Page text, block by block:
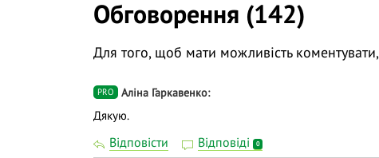
Обговорення (142)
Для того, щоб мати можливість коментувати,
PRO Аліна Гаркавенко
Дякую.
Відповісти Відповіді 0